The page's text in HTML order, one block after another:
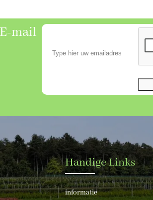
mail
Handige Links
informatie